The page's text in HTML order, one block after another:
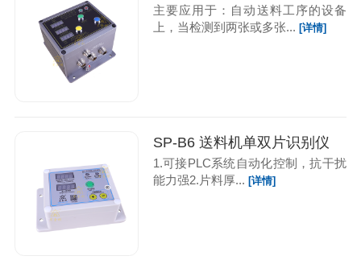
主要应用于：自动送料工序的设备
上，当检测到两张或多张... [详情]
SP-B6 送料机单双片识别仪
1.可接PLC系统自动化控制，抗干扰
能力强2.片料厚... [详情]